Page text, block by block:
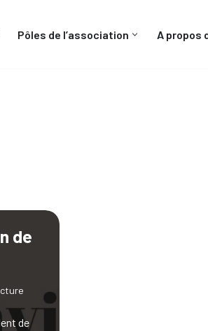
Pôles de l’association A propos
de
de